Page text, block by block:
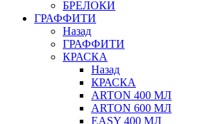
БРЕЛОКИ
ГРАФФИТИ
Назад
ГРАФФИТИ
КРАСКА
Назад
КРАСКА
ARTON 400 МЛ
ARTON 600 МЛ
EASY 400 МЛ